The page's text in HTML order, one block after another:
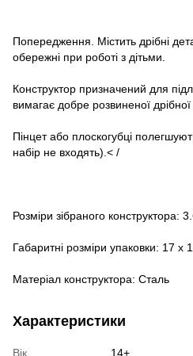
Попередження. Містить дрібні
обережні при роботі з дітьми.
Конструктор призначений для
вимагає добре розвиненої дрібної
Пінцет або плоскогубці
набір не входять).< /
Розміри зібраного конструктора:
Габаритні розміри упаковки: 17 х
Матеріал конструктора: Сталь
Характеристики
Вік
14+